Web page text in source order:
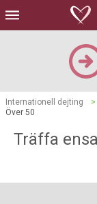
Internationell dejting >
Över 50
Träffa